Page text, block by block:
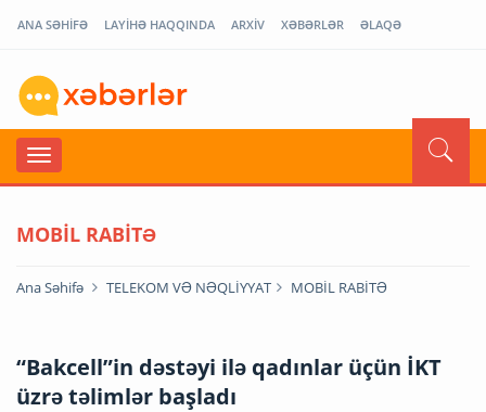
ANA SƏHİFƏ LAYİHƏ HAQQINDA ARXİV XƏBƏRLƏR ƏLAQƏ
MOBİL RABİTƏ
Ana Səhifə TELEKOM VƏ NƏQLİYYAT MOBİL RABİTƏ
“Bakcell”in dəstəyi ilə qadınlar üçün İKT
üzrə təlimlər başladı